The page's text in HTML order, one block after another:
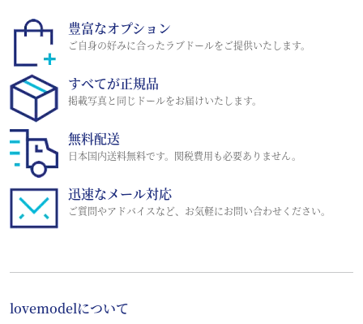
豊富なオプション
ご自身の好みに合ったラブドールをご提供いたします。
すべてが正規品
掲載写真と同じドールをお届けいたします。
無料配送
日本国内送料無料です。関税費用も必要ありません。
迅速なメール対応
ご質問やアドバイスなど、お気軽にお問い合わせください。
lovemodelについて